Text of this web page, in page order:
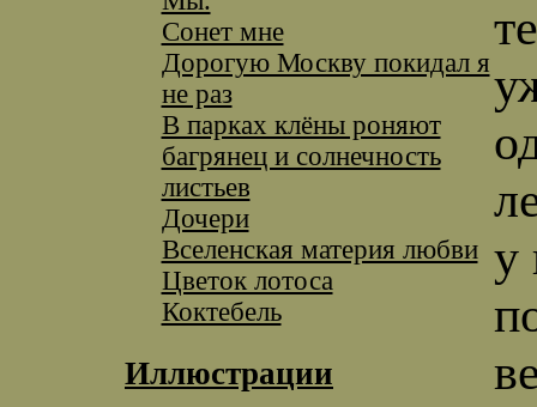
Сонет мне
Дорогую Москву покидал я
не раз
В парках клёны роняют
багрянец и солнечность
листьев
Дочери
Вселенская материя любви
Цветок лотоса
Коктебель
Иллюстрации
у